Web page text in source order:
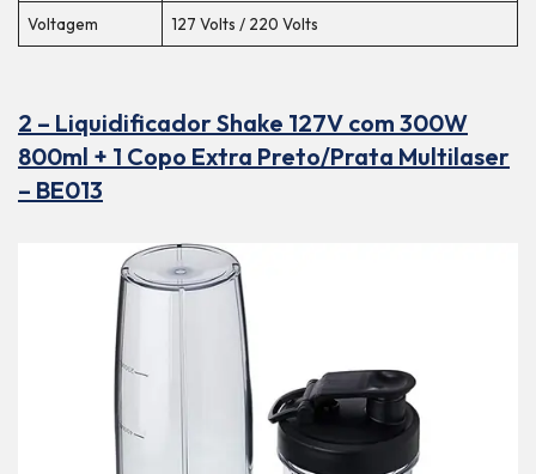
Voltagem 127 Volts / 220 Volts
2 – Liquidificador Shake 127V com 300W
800ml + 1 Copo Extra Preto/Prata Multilaser
– BE013